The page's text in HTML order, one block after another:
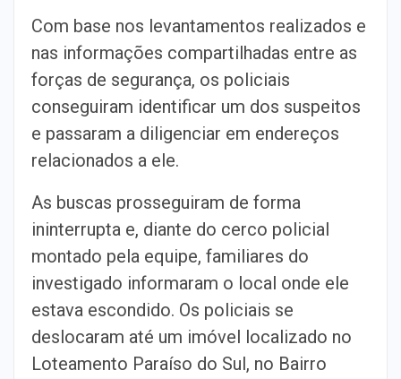
Com base nos levantamentos realizados e
nas informações compartilhadas entre as
forças de segurança, os policiais
conseguiram identificar um dos suspeitos
e passaram a diligenciar em endereços
relacionados a ele.
As buscas prosseguiram de forma
ininterrupta e, diante do cerco policial
montado pela equipe, familiares do
investigado informaram o local onde ele
estava escondido. Os policiais se
deslocaram até um imóvel localizado no
Loteamento Paraíso do Sul, no Bairro